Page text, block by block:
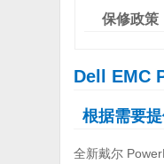
保修政策
Dell EMC
根据需要
全新戴尔